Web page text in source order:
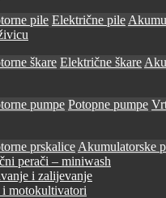
pile Električne pile
škare Električne škare
pumpe Potopne pumpe
prskalice Akumulatorske
perači – miniwash
i zalijevanje
motokultivatori